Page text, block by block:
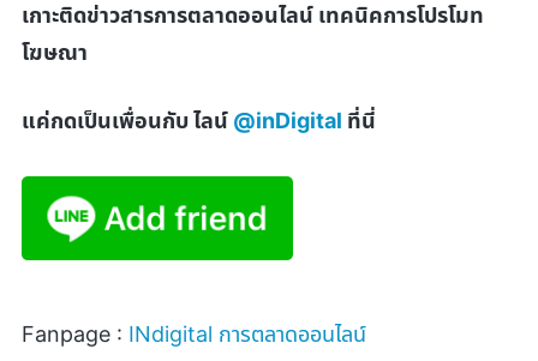
เกาะติดข่าวสารการตลาดออนไลน์ เทคนิคการโปรโมท
โฆษณา
แค่กดเป็นเพื่อนกับ ไลน์ @inDigital ที่นี่
Fanpage : INdigital การตลาดออนไลน์